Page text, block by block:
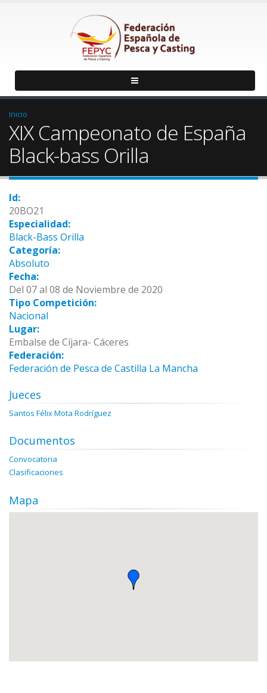
Inicio
XIX Campeonato de España
Black-bass Orilla
Id:
20BO21
Especialidad:
Black-Bass Orilla
Categoría:
Absoluto
Fecha:
Del 07 al 08 de Noviembre de 2020
Tipo Competición:
Nacional
Lugar:
Embalse de Cíjara- Cáceres
Federación:
Federación de Pesca de Castilla La Mancha
Jueces
Santos Félix Mota Rodríguez
Documentos
Convocatoria
Clasificaciones
Mapa